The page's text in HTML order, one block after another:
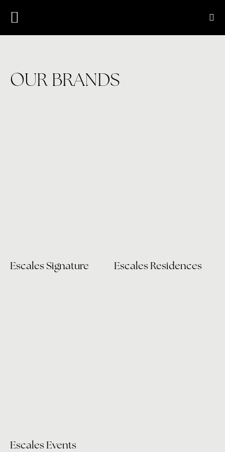
OUR BRANDS
Escales Signature Escales Residences
Escales Events